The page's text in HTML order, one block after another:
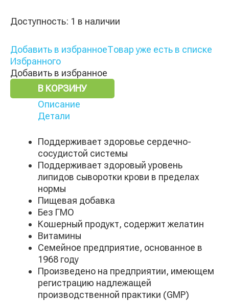
Доступность: 1 в наличии
Добавить в избранноеТовар уже есть в списке
Избранного
Добавить в избранное
В КОРЗИНУ
Описание
Детали
Поддерживает здоровье сердечно-
сосудистой системы
Поддерживает здоровый уровень
липидов сыворотки крови в пределах
нормы
Пищевая добавка
Без ГМО
Кошерный продукт, содержит желатин
Витамины
Семейное предприятие, основанное в
1968 году
Произведено на предприятии, имеющем
регистрацию надлежащей
производственной практики (GMP)